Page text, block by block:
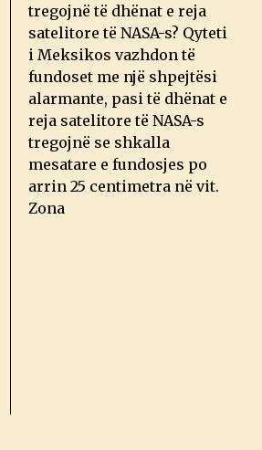
tregojnë të dhënat e reja
satelitore të NASA-s? Qyteti
i Meksikos vazhdon të
fundoset me një shpejtësi
alarmante, pasi të dhënat e
reja satelitore të NASA-s
tregojnë se shkalla
mesatare e fundosjes po
arrin 25 centimetra në vit.
Zona